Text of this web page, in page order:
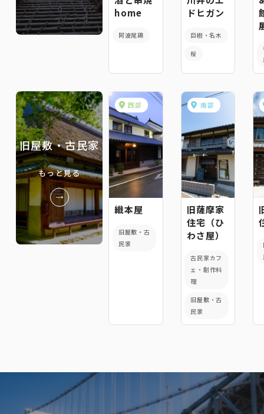
home
阿波尾鶏
ドヒガン
巨樹・名木
桜
旧屋敷・古民家
もっと見る
西部
織本屋
旧屋敷・古
民家
南部
旧薩摩家
住宅（ひ
わさ屋）
古民家カフ
ェ・創作料
理
旧屋敷・古
民家